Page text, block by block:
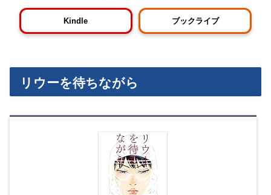
Kindle ブックライブ
リウーを待ちながら